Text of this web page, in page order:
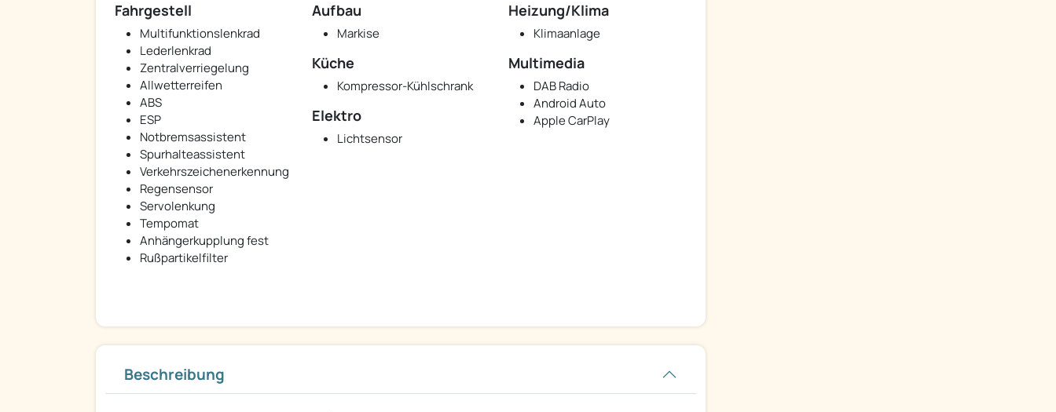
Fahrgestell
Multifunktionslenkrad
Lederlenkrad
Zentralverriegelung
Allwetterreifen
ABS
ESP
Notbremsassistent
Spurhalteassistent
Verkehrszeichenerkennung
Regensensor
Servolenkung
Tempomat
Anhängerkupplung fest
Rußpartikelfilter
Aufbau
Markise
Heizung/Klima
Klimaanlage
Küche
Kompressor-Kühlschrank
Multimedia
DAB Radio
Android Auto
Apple CarPlay
Elektro
Lichtsensor
Beschreibung